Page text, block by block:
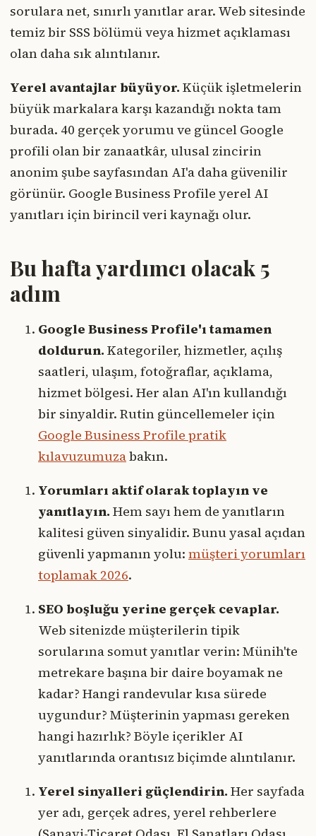
sorulara net, sınırlı yanıtlar arar. Web sitesinde
temiz bir SSS bölümü veya hizmet açıklaması
olan daha sık alıntılanır.
Yerel avantajlar büyüyor. Küçük işletmelerin
büyük markalara karşı kazandığı nokta tam
burada. 40 gerçek yorumu ve güncel Google
profili olan bir zanaatkâr, ulusal zincirin
anonim şube sayfasından AI'a daha güvenilir
görünür. Google Business Profile yerel AI
yanıtları için birincil veri kaynağı olur.
Bu hafta yardımcı olacak 5
adım
Google Business Profile'ı tamamen
doldurun. Kategoriler, hizmetler, açılış
saatleri, ulaşım, fotoğraflar, açıklama,
hizmet bölgesi. Her alan AI'ın kullandığı
bir sinyaldir. Rutin güncellemeler için
Google Business Profile pratik
kılavuzumuzabakın.
Yorumları aktif olarak toplayın ve
yanıtlayın. Hem sayı hem de yanıtların
kalitesi güven sinyalidir. Bunu yasal açıdan
güvenli yapmanın yolu: müşteri yorumları
toplamak 2026.
SEO boşluğu yerine gerçek cevaplar.
Web sitenizde müşterilerin tipik
sorularına somut yanıtlar verin: Münih'te
metrekare başına bir daire boyamak ne
kadar? Hangi randevular kısa sürede
uygundur? Müşterinin yapması gereken
hangi hazırlık? Böyle içerikler AI
yanıtlarında orantısız biçimde alıntılanır.
Yerel sinyalleri güçlendirin. Her sayfada
yer adı, gerçek adres, yerel rehberlere